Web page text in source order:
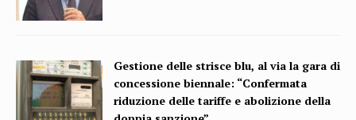
Gestione delle strisce blu, al via la gara di
concessione biennale: “Confermata
riduzione delle tariffe e abolizione della